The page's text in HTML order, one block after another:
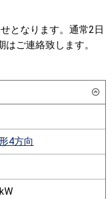
となります。通常2日
ご連絡致します。
4方向